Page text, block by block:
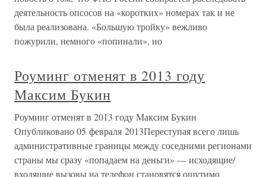
деятельность опсосов на «коротких» номерах так и не
была реализована. «Большую тройку» вежливо
пожурили, немного «попинали», но
Роуминг отменят в 2013 году
Максим Букин
Роуминг отменят в 2013 году Максим Букин
Опубликовано 05 февраля 2013Переступая всего лишь
административные границы между соседними регионами
страны мы сразу «попадаем на деньги» — исходящие/
входящие вызовы на телефон становятся ощутимо